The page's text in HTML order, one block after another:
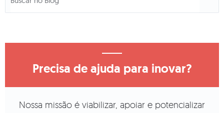
Precisa de ajuda para inovar?
Nossa missão é viabilizar, apoiar e potencializar